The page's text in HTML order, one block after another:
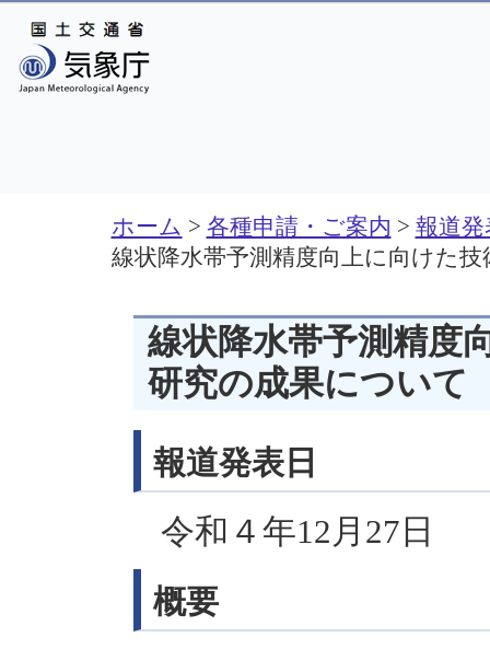
ホーム > 各種申請・ご案内 > 報道
線状降水帯予測精度向上に向けた
線状降水帯予測精度
研究の成果について
報道発表日
令和４年12月27日
概要